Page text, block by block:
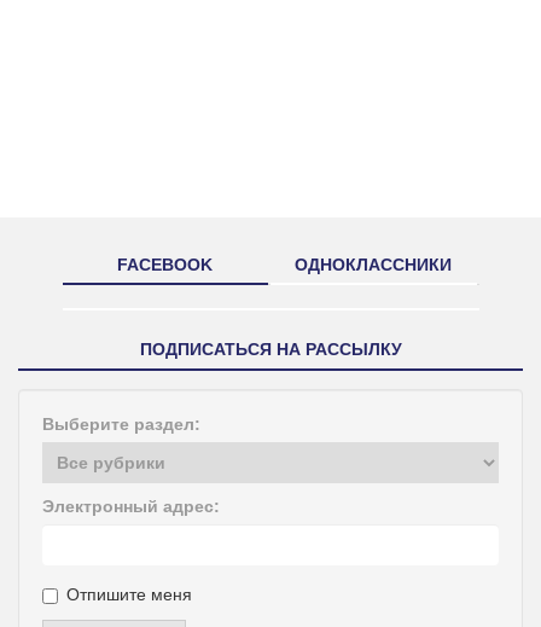
FACEBOOK ОДНОКЛАССНИКИ
ПОДПИСАТЬСЯ НА РАССЫЛКУ
Выберите раздел:
Электронный адрес:
Отпишите меня